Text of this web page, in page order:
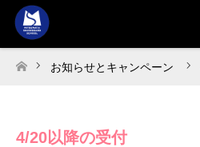
ホーム
お知らせとキャンペーン
4/20以降の受付